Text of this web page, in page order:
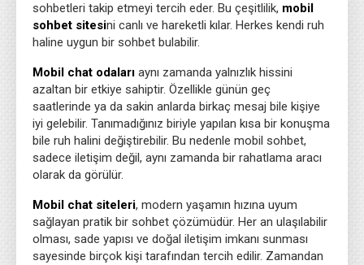
sohbetleri takip etmeyi tercih eder. Bu çeşitlilik, mobil
sohbet sitesini canlı ve hareketli kılar. Herkes kendi ruh
haline uygun bir sohbet bulabilir.
Mobil chat odaları aynı zamanda yalnızlık hissini
azaltan bir etkiye sahiptir. Özellikle günün geç
saatlerinde ya da sakin anlarda birkaç mesaj bile kişiye
iyi gelebilir. Tanımadığınız biriyle yapılan kısa bir konuşma
bile ruh halini değiştirebilir. Bu nedenle mobil sohbet,
sadece iletişim değil, aynı zamanda bir rahatlama aracı
olarak da görülür.
Mobil chat siteleri, modern yaşamın hızına uyum
sağlayan pratik bir sohbet çözümüdür. Her an ulaşılabilir
olması, sade yapısı ve doğal iletişim imkanı sunması
sayesinde birçok kişi tarafından tercih edilir. Zamandan